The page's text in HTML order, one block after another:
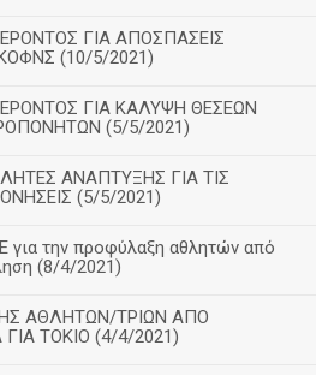
ΓΙΑ ΑΠΟΣΠΑΣΕΙΣ
(10/5/2021)
ΓΙΑ ΚΑΛΥΨΗ ΘΕΣΕΩΝ
(5/5/2021)
ΑΝΑΠΤΥΞΗΣ ΓΙΑ ΤΙΣ
(5/5/2021)
για την προφύλαξη αθλητών από
(8/4/2021)
ΑΘΛΗΤΩΝ/ΤΡΙΩΝ ΑΠΟ
ΤΟΚΙΟ (4/4/2021)